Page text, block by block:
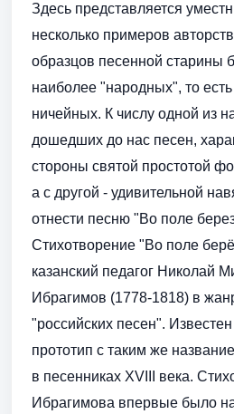
Здесь представляется
несколько примеров
образцов песенной старины
наиболее "народных", то
ничейных. К числу одной из
дошедших до нас песен,
стороны святой простотой
а с другой - удивительной
отнести песню "Во поле
Стихотворение "Во поле
казанский педагог Николай
Ибрагимов (1778-1818) в
"российских песен".
прототип с таким же
в песенниках ХVIII века.
Ибрагимова впервые было